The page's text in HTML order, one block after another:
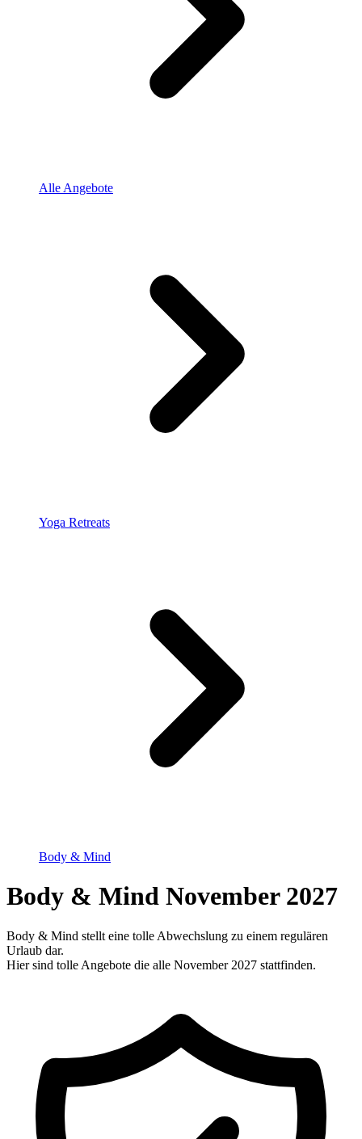
Alle Angebote
Yoga Retreats
Body & Mind
Body & Mind November 2027
Body & Mind stellt eine tolle Abwechslung zu einem regulären
Urlaub dar.
Hier sind tolle Angebote die alle November 2027 stattfinden.